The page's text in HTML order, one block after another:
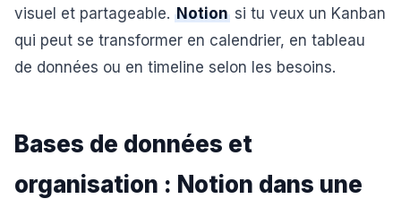
visuel et partageable. Notion si tu veux un Kanban
qui peut se transformer en calendrier, en tableau
de données ou en timeline selon les besoins.
Bases de données et
organisation : Notion dans une